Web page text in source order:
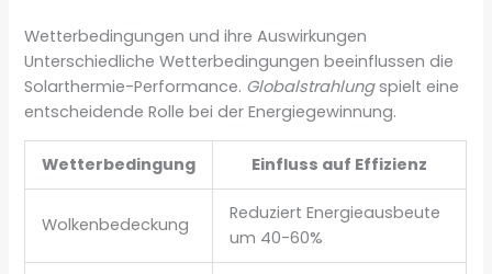
Wetterbedingungen und ihre Auswirkungen
Unterschiedliche Wetterbedingungen beeinflussen die
Solarthermie-Performance. Globalstrahlungspielt eine
entscheidende Rolle bei der Energiegewinnung.
Wetterbedingung Einfluss auf Effizienz
Wolkenbedeckung
Reduziert Energieausbeute
um 40-60%